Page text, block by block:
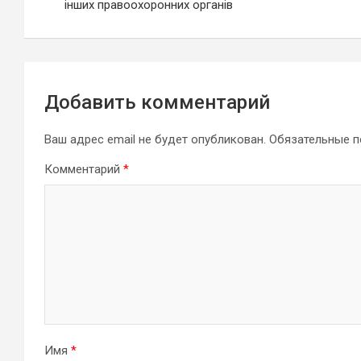
інших правоохоронних органів
Добавить комментарий
Ваш адрес email не будет опубликован. Обязательные
Комментарий *
Имя *